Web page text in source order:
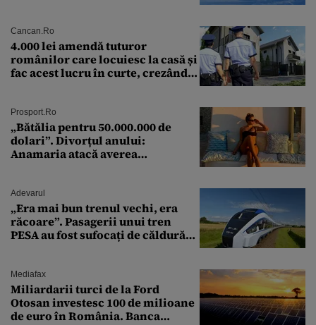
Cancan.ro
4.000 lei amendă tuturor
românilor care locuiesc la casă și
fac acest lucru în curte, crezând
Prosport.ro
„Bătălia pentru 50.000.000 de
dolari”. Divorțul anului:
Anamaria atacă averea
Adevarul
„Era mai bun trenul vechi, era
răcoare”. Pasagerii unui tren
PESA au fost sufocați de căldură
Mediafax
Miliardarii turci de la Ford
Otosan investesc 100 de milioane
de euro în România. Banca